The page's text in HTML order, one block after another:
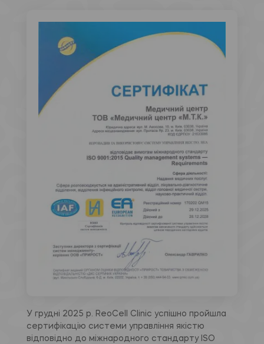
У грудні 2025 р. ReoCell Clinic успішно пройшла
сертифікацію системи управління якістю
відповідно до міжнародного стандарту ISO